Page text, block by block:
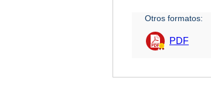
Otros formatos:
PDF